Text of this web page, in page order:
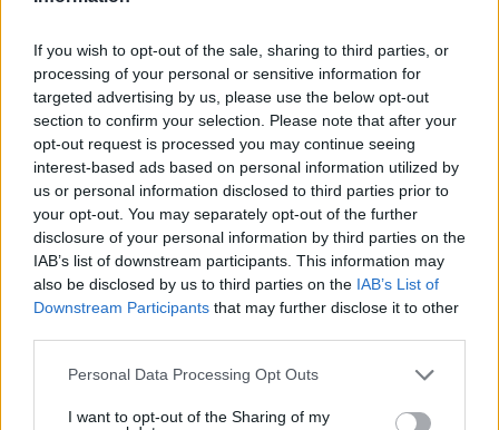
If you wish to opt-out of the sale, sharing to third parties, or
processing of your personal or sensitive information for
targeted advertising by us, please use the below opt-out
section to confirm your selection. Please note that after your
opt-out request is processed you may continue seeing
interest-based ads based on personal information utilized by
us or personal information disclosed to third parties prior to
your opt-out. You may separately opt-out of the further
disclosure of your personal information by third parties on the
IAB’s list of downstream participants. This information may
also be disclosed by us to third parties on the IAB’s List of
Downstream Participants that may further disclose it to other
Please note that this website/app uses one or more Google
not limited to your visit or usage behaviour. You may click to
Personal Data Processing Opt Outs
I want to opt-out of the Sharing of my
100.00%
Η Κολομβία κηρύχθηκε σε κατάσταση «εθνικής
πριν 37 λεπτά